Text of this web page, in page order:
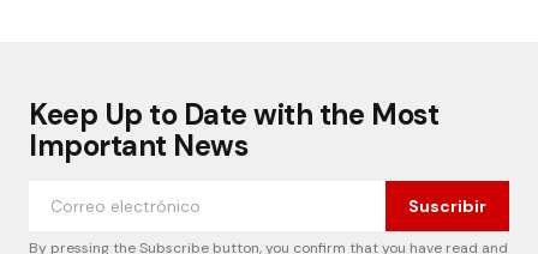
Keep Up to Date with the Most
Important News
Suscribir
By pressing the Subscribe button, you confirm that you have read and